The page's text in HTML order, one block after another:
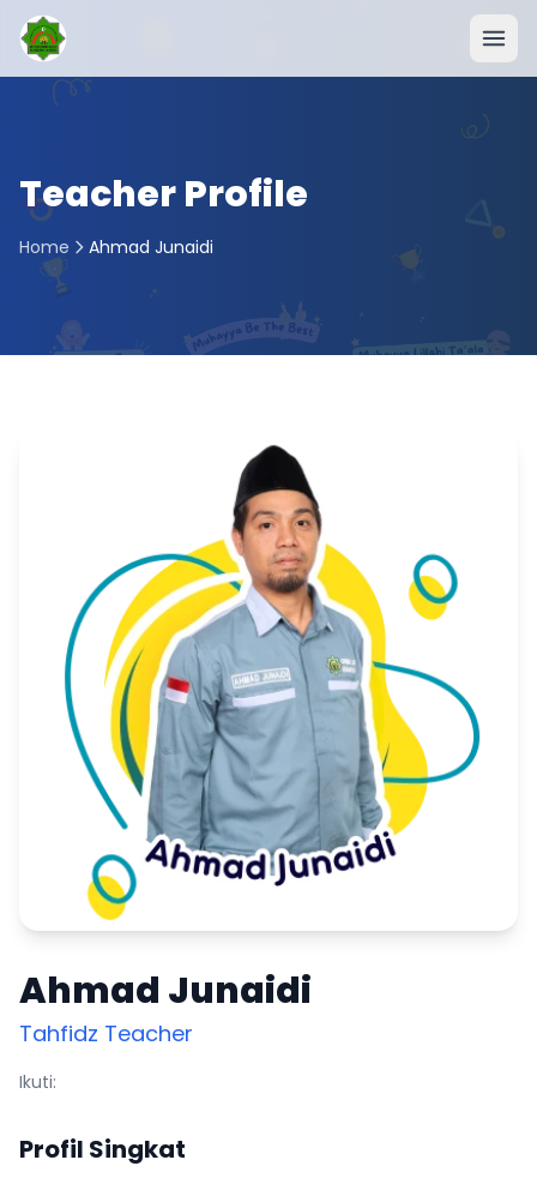
Teacher Profile
Home Ahmad Junaidi
Ahmad Junaidi
Tahfidz Teacher
Ikuti:
Profil Singkat